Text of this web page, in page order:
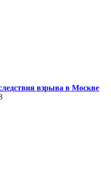
взрыва в Москве